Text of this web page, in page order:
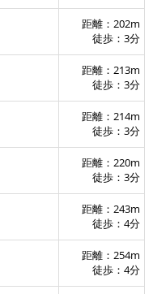
距離：202m
徒歩：3分
距離：213m
徒歩：3分
距離：214m
徒歩：3分
距離：220m
徒歩：3分
距離：243m
徒歩：4分
距離：254m
徒歩：4分